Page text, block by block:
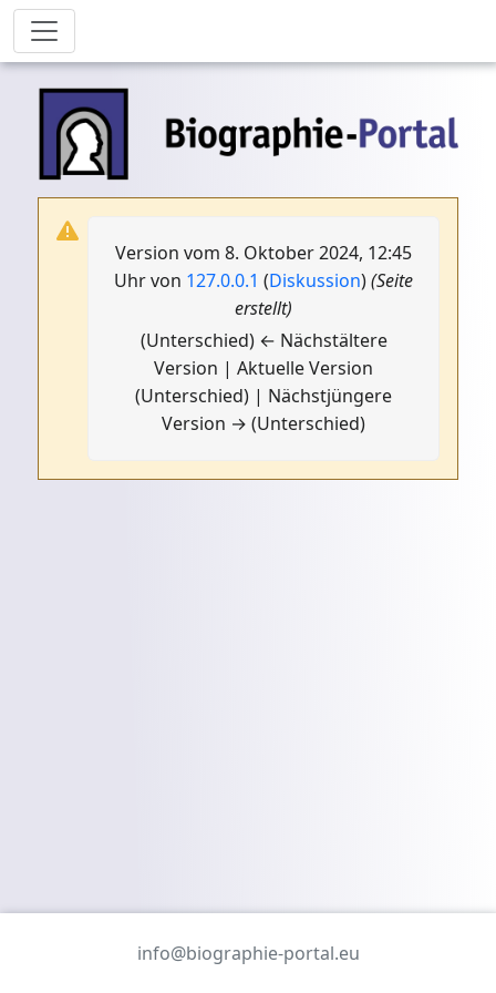
Version vom 8. Oktober 2024, 12:45
Uhr von 127.0.0.1 (Diskussion)(Seite
erstellt)
(Unterschied) ← Nächstältere
Version | Aktuelle Version
(Unterschied) | Nächstjüngere
Version → (Unterschied)
info@biographie-portal.eu